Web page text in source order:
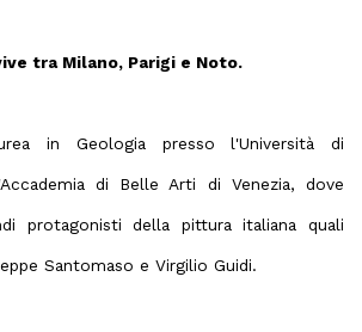
tra Milano, Parigi e Noto.
in Geologia presso l'Università di
di Belle Arti di Venezia, dove
protagonisti della pittura italiana quali
Santomaso e Virgilio Guidi.